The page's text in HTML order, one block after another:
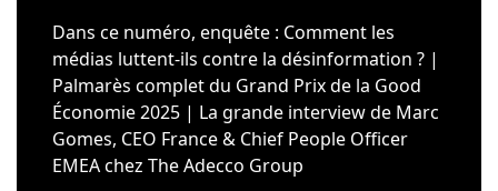
Dans ce numéro, enquête : Comment les
médias luttent-ils contre la désinformation ? |
Palmarès complet du Grand Prix de la Good
Économie 2025 | La grande interview de Marc
Gomes, CEO France & Chief People Officer
EMEA chez The Adecco Group